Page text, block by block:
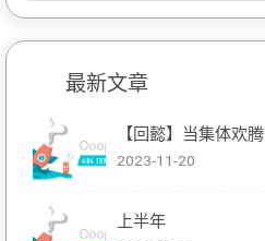
最新文章
【回懿】当集体欢腾
2023-11-20
上半年